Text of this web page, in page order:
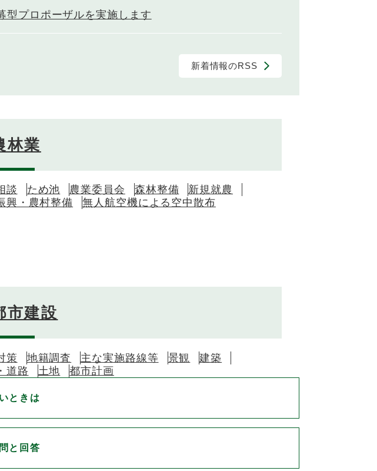
型プロポーザルを実施します
新着情報のRSS
林業
談 ため池 農業委員会 森林整備
新規就農
興・農村整備
無人航空機による空中散布
市建設
策 地籍調査 主な実施路線等 景観
建築
道路
土地 都市計画
ときは
と回答